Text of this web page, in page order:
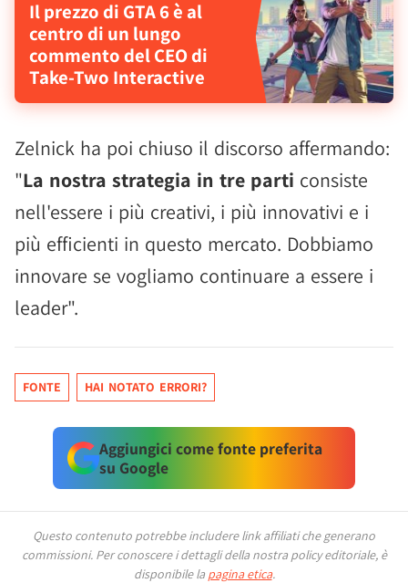
Il prezzo di GTA 6 è al
centro di un lungo
commento del CEO di
Take-Two Interactive
Zelnick ha poi chiuso il discorso affermando:
"La nostra strategia in tre parti consiste
nell'essere i più creativi, i più innovativi e i
più efficienti in questo mercato. Dobbiamo
innovare se vogliamo continuare a essere i
leader".
FONTE HAI NOTATO ERRORI?
Aggiungici come fonte preferita
su Google
Questo contenuto potrebbe includere link affiliati che generano
commissioni. Per conoscere i dettagli della nostra policy editoriale, è
disponibile la pagina etica.